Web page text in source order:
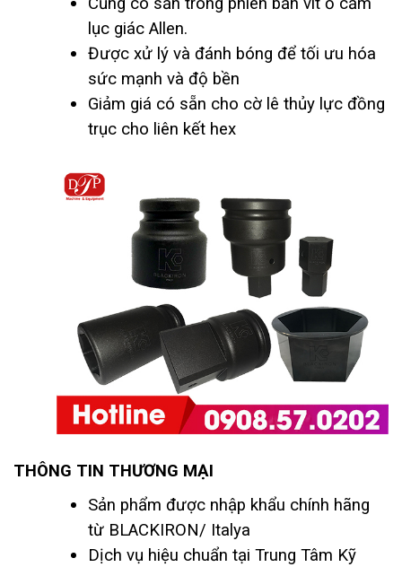
lục giác Allen.
Được xử lý và đánh bóng để tối ưu hóa
sức mạnh và độ bền
Giảm giá có sẵn cho cờ lê thủy lực đồng
trục cho liên kết hex
THÔNG TIN THƯƠNG MẠI
Sản phẩm được nhập khẩu chính hãng
từ BLACKIRON/ Italya
Dịch vụ hiệu chuẩn tại Trung Tâm Kỹ